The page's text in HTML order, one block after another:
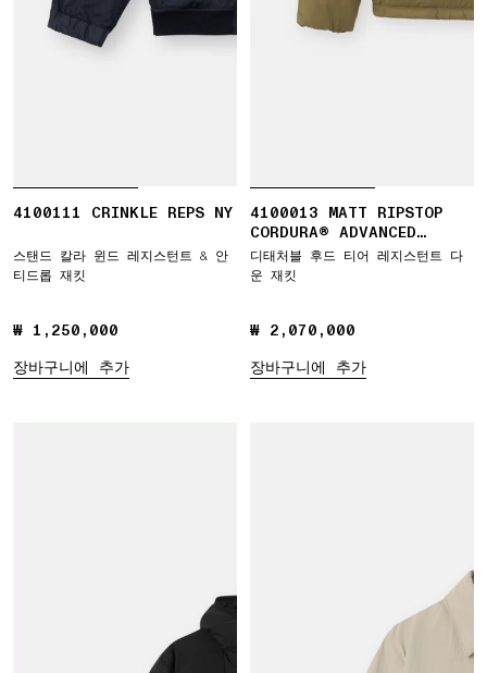
4100111 CRINKLE REPS NY
스탠드 칼라 윈드 레지스턴트 & 안
티드롭 재킷
₩ 1,250,000
₩ 1,250,000
장바구니에 추가
4100013 MATT RIPSTOP
CORDURA® ADVANCED
FABRICS
디태처블 후드 티어 레지스턴트 다
운 재킷
₩ 2,070,000
₩ 2,070,000
장바구니에 추가